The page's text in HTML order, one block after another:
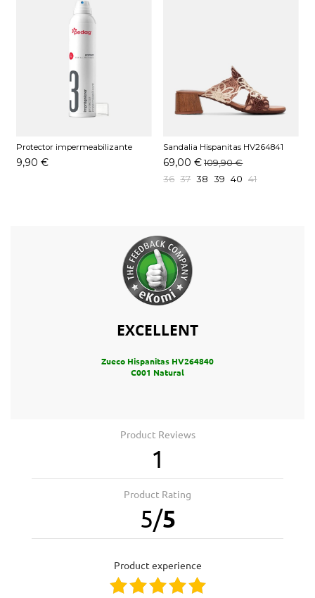
Protector impermeabilizante
Pedag 250 ML
9,90 €
Sandalia Hispanitas HV264841
C001 Natural
69,00 € 109,90 €
36 37 38 39 40 41
EXCELLENT
Zueco Hispanitas HV264840
C001 Natural
Product Reviews
1
Product Rating
5/5
product experience